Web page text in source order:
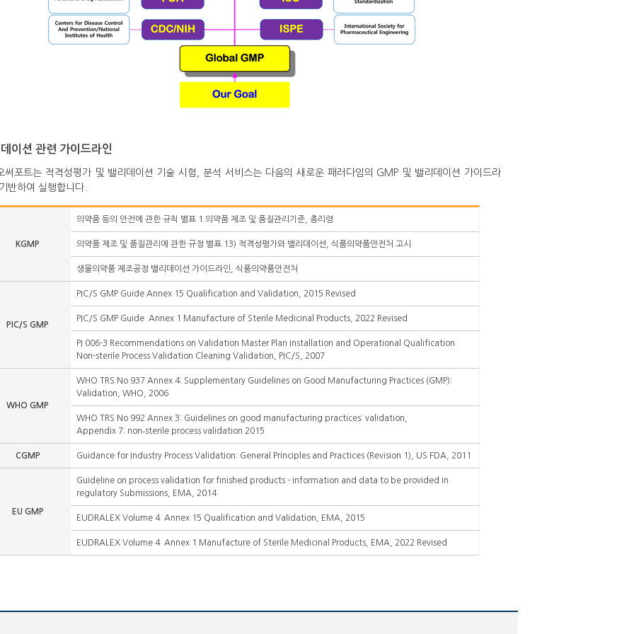
이션 관련 가이드라인
써포트는 적격성평가 및 밸리데이션 기술 시험, 분석 서비스는 다음의 새로운 패러다임의 GMP 및 밸리데이션 가이드라
반하여 실행합니다.
KGMP
의약품 등의 안전에 관한 규칙 별표 1 의약품 제조 및 품질관리기준, 총리령
의약품 제조 및 품질관리에 관한 규정 별표 13) 적격성평가와 밸리데이션, 식품의약품안전처 고시
생물의약품 제조공정 밸리데이션 가이드라인, 식품의약품안전처
PIC/S GMP
PIC/S GMP Guide Annex 15 Qualification and Validation, 2015 Revised
PIC/S GMP Guide Annex 1 Manufacture of Sterile Medicinal Products, 2022 Revised
PI 006-3 Recommendations on Validation Master Plan Installation and Operational Qualification
Non-sterile Process Validation Cleaning Validation, PIC/S, 2007
WHO GMP
WHO TRS No 937 Annex 4: Supplementary Guidelines on Good Manufacturing Practices (GMP):
Validation, WHO, 2006
WHO TRS No 992 Annex 3: Guidelines on good manufacturing practices: validation,
Appendix 7: non‑sterile process validation 2015
CGMP Guidance for Industry Process Validation: General Principles and Practices (Revision 1), US FDA, 2011
EU GMP
Guideline on process validation for finished products - information and data to be provided in
regulatory Submissions, EMA, 2014
EUDRALEX Volume 4 Annex 15 Qualification and Validation, EMA, 2015
EUDRALEX Volume 4 Annex 1 Manufacture of Sterile Medicinal Products, EMA, 2022 Revised